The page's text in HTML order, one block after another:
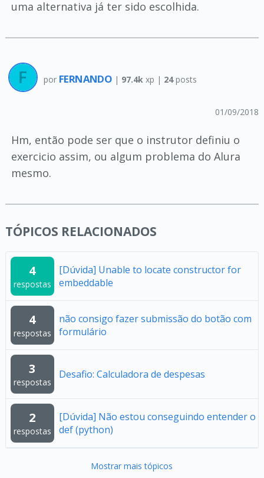
uma alternativa já ter sido escolhida.
por FERNANDO | 97.4k xp | 24posts
01/09/2018
Hm, então pode ser que o instrutor definiu o
exercicio assim, ou algum problema do Alura
mesmo.
TÓPICOS RELACIONADOS
4
respostas
[Dúvida] Unable to locate constructor for
embeddable
4
respostas
não consigo fazer submissão do botão com
formulário
3
respostas
Desafio: Calculadora de despesas
2
respostas
[Dúvida] Não estou conseguindo entender o
def (python)
Mostrar mais tópicos